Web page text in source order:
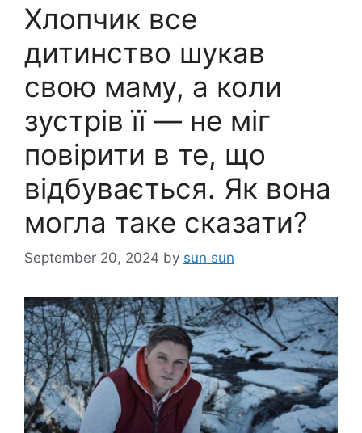
Хлопчик все
дитинство шукав
свою маму, а коли
зустрів її — не міг
повірити в те, що
відбувається. Як вона
могла таке сказати?
September 20, 2024 by sun sun